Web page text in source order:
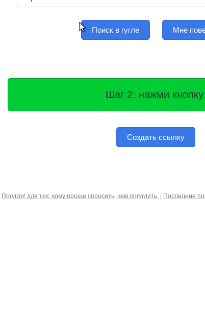
Поиск в гугле Мне
Шаг 2: нажми кнопку.
Создать ссылку
Погугли! для тех, кому проще спросить, чем погуглить. Последние